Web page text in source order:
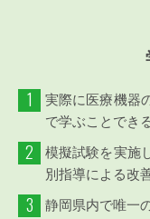
1
実際に医療機器
で学ぶことできる
2
模擬試験を実施
別指導による改
3 静岡県内で唯一